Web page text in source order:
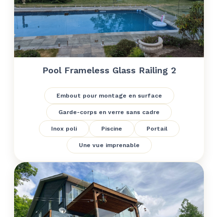
Pool Frameless Glass Railing 2
Embout pour montage en surface
Garde-corps en verre sans cadre
Inox poli Piscine Portail
Une vue imprenable